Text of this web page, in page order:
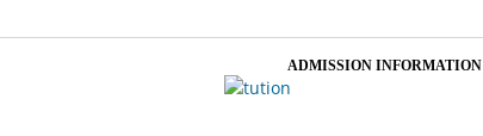
ADMISSION INFORMATION